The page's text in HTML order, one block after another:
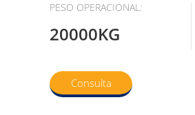
PESO OPERACIONAL:
20000KG
Consulta